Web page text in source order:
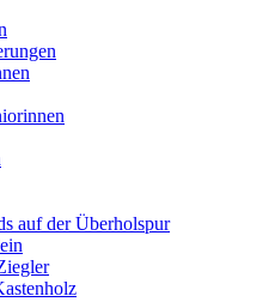
auf der Überholspur